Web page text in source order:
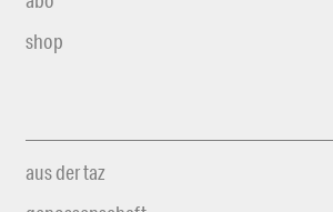
shop
aus der taz